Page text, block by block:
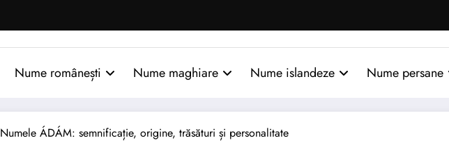
Nume românești Nume maghiare Nume islandeze Nume persane
Numele ÁDÁM: semnificație, origine, trăsături și personalitate